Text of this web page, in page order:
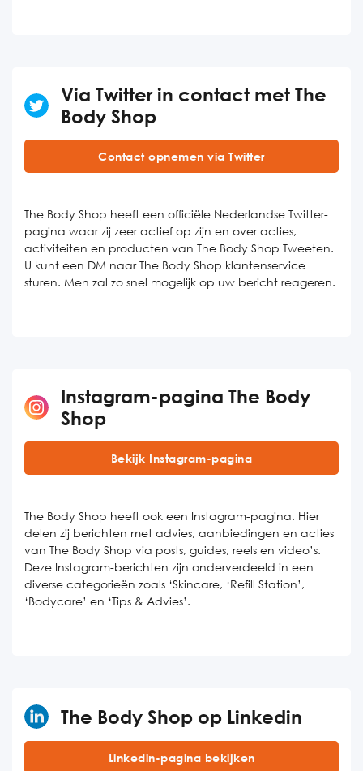
Via Twitter in contact met The
Body Shop
Contact opnemen via Twitter
The Body Shop heeft een officiële Nederlandse Twitter-
pagina waar zij zeer actief op zijn en over acties,
activiteiten en producten van The Body Shop Tweeten.
U kunt een DM naar The Body Shop klantenservice
sturen. Men zal zo snel mogelijk op uw bericht reageren.
Instagram-pagina The Body
Shop
Bekijk Instagram-pagina
The Body Shop heeft ook een Instagram-pagina. Hier
delen zij berichten met advies, aanbiedingen en acties
van The Body Shop via posts, guides, reels en video’s.
Deze Instagram-berichten zijn onderverdeeld in een
diverse categorieën zoals ‘Skincare, ‘Refill Station’,
‘Bodycare’ en ‘Tips & Advies’.
The Body Shop op Linkedin
Linkedin-pagina bekijken